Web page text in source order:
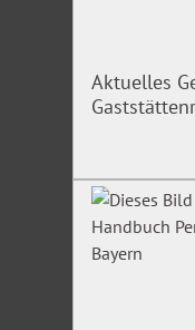
Aktuelles